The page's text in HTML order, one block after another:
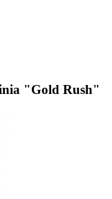
"Gold Rush"